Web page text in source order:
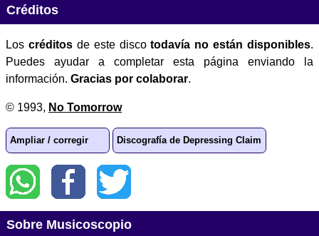
Créditos
Los créditosde este discotodavía no están disponibles.
Puedes ayudar a completar esta página enviando la
información. Gracias por colaborar.
© 1993, No Tomorrow
Ampliar / corregir Discografía de Depressing Claim
Sobre Musicoscopio